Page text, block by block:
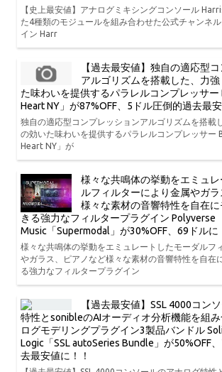
【史上最安値】アナログミキシングコンソール
た4種類のモジュールを組み合わせた公式チャンネ
イン Harr
【過去最安値】独自の適応型
アルゴリズムを搭載した、力
た味わいを提供するパラレルコンプレッサー
Heart NY」が87%OFF、5ドル圧倒的過去最安
独自の適応型コンプレッションアルゴリズムを搭載
の効いた味わいを提供するパラレルコンプレッサー
Heart NY」が
様々な共鳴体の挙動をエミュ
ルフィルターにより金属やガ
様々な素材の音響特性を自在
きる強力なフィルタープラグイン Polyverse
Music「Supermodal」が30%OFF、69ドルに
様々な共鳴体の挙動をエミュレートしたモーダルフ
やガラス、ピアノなど様々な素材の音響特性を自在
る強力なフィルタープラグイン
【過去最安値】SSL 4000コン
特性とsonibleのAIオーディオ分析機能を組
ログモデリングプラグイン3製品バンドル
Logic「SSL autoSeries Bundle」が50%OFF
去最安値に！！